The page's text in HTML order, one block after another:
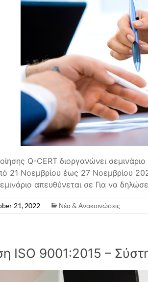
Q-CERT διοργανώνει
21 Νοεμβρίου έως 27 Νοεμβρίου
απευθύνεται σε Για να
21, 2022 Νέα & Ανακοινώσεις
ISO 9001:2015 –